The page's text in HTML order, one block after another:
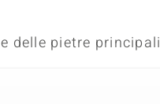
delle pietre principali